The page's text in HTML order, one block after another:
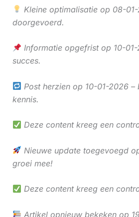
Kleine optimalisatie op 08-
doorgevoerd.
Informatie opgefrist op 10-
succes.
Post herzien op 10-01-2026
kennis.
Deze content kreeg een
Nieuwe update toegevoegd
groei mee!
Deze content kreeg een
Artikel opnieuw bekeken op